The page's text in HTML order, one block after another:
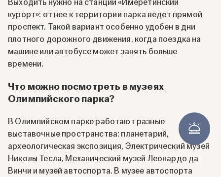
Выходить нужно на станции «Имеретинский
курорт»: от нее к территории парка ведет прямой
проспект. Такой вариант особенно удобен в дни
плотного дорожного движения, когда поездка на
машине или автобусе может занять больше
времени.
Что можно посмотреть в музеях
Олимпийского парка?
В Олимпийском парке работают разные
выставочные пространства: планетарий,
археологическая экспозиция, Электрический музей
Николы Тесла, Механический музей Леонардо да
Винчи и музей автоспорта. В музее автоспорта